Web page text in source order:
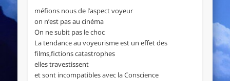
méfions nous de l’aspect voyeur
on n’est pas au cinéma
On ne subit pas le choc
La tendance au voyeurisme est un effet des
films,fictions catastrophes
elles travestissent
et sont incompatibles avec la Conscience